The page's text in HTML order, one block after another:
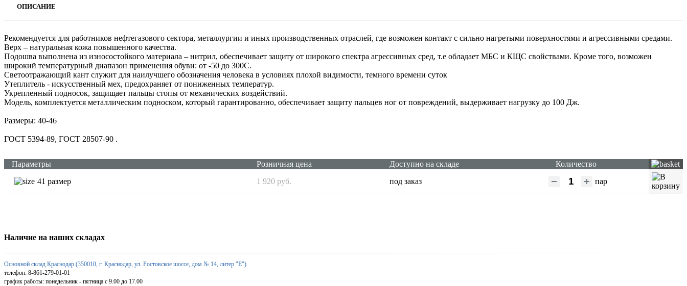
ОПИСАНИЕ
Рекомендуется для работников нефтегазового сектора, металлургии и иных производственных отраслей, где возможен контакт с сильно нагретыми поверхностями и агрессивными средами.
Верх – натуральная кожа повышенного качества.
Подошва выполнена из износостойкого материала – нитрил, обеспечивает защиту от широкого спектра агрессивных сред, т.е обладает МБС и КЩС свойствами. Кроме того, возможен
широкий температурный диапазон применения обуви: от -50 до 300С.
Светоотражающий кант служит для наилучшего обозначения человека в условиях плохой видимости, темного времени суток
Утеплитель - искусственный мех, предохраняет от пониженных температур.
Укрепленный подносок, защищает пальцы стопы от механических воздействий.
Модель, комплектуется металлическим подноском, который гарантированно, обеспечивает защиту пальцев ног от повреждений, выдерживает нагрузку до 100 Дж.
Размеры: 40-46
ГОСТ 5394-89, ГОСТ 28507-90 .
Параметры Розничная цена Доступно на складе
Количество
41 размер
1 920 руб. под заказ пар
Наличие на наших складах
Основной склад Краснодар (350010, г. Краснодар, ул. Ростовское шоссе, дом № 14, литер "Е")
телефон: 8-861-279-01-01
график работы: понедельник - пятница с 9.00 до 17.00